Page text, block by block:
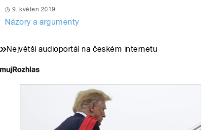
9. květen 2019
Názory a argumenty
Největší audioportál na českém internetu